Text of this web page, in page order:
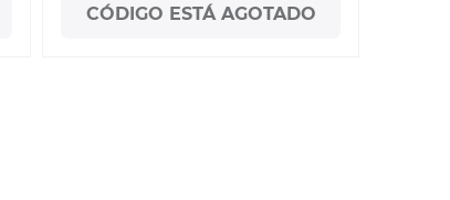
CÓDIGO ESTÁ AGOTADO